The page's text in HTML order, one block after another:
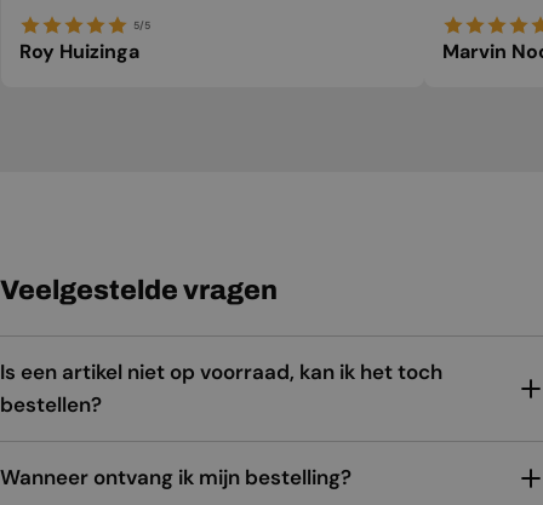
5/5
Roy Huizinga Marvin
Veelgestelde vragen
Is een artikel niet op voorraad, kan ik het toch
bestellen?
Wanneer ontvang ik mijn bestelling?